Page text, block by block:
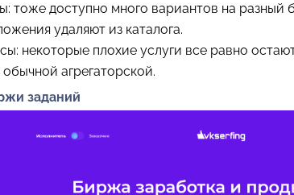
тоже доступно много вариантов на разный
удаляют из каталога.
некоторые плохие услуги все равно
агрегаторской.
заданий